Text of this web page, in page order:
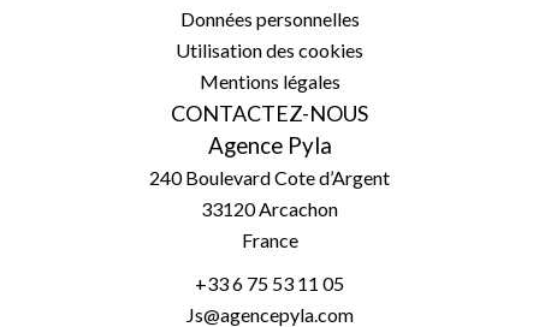
Données personnelles
Utilisation des cookies
Mentions légales
CONTACTEZ-NOUS
Agence Pyla
240 Boulevard Cote d’Argent
33120Arcachon
France
+33 6 75 53 11 05
Js@agencepyla.com